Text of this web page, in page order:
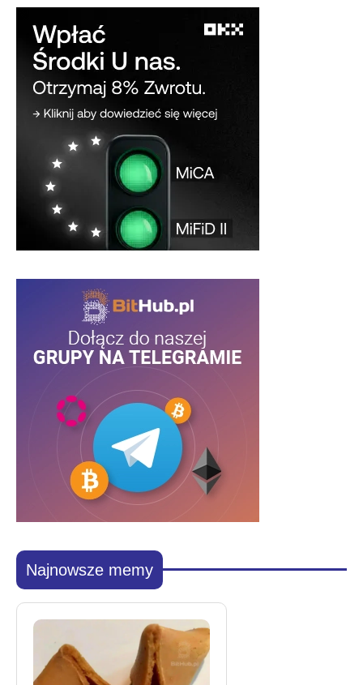
Najnowsze memy